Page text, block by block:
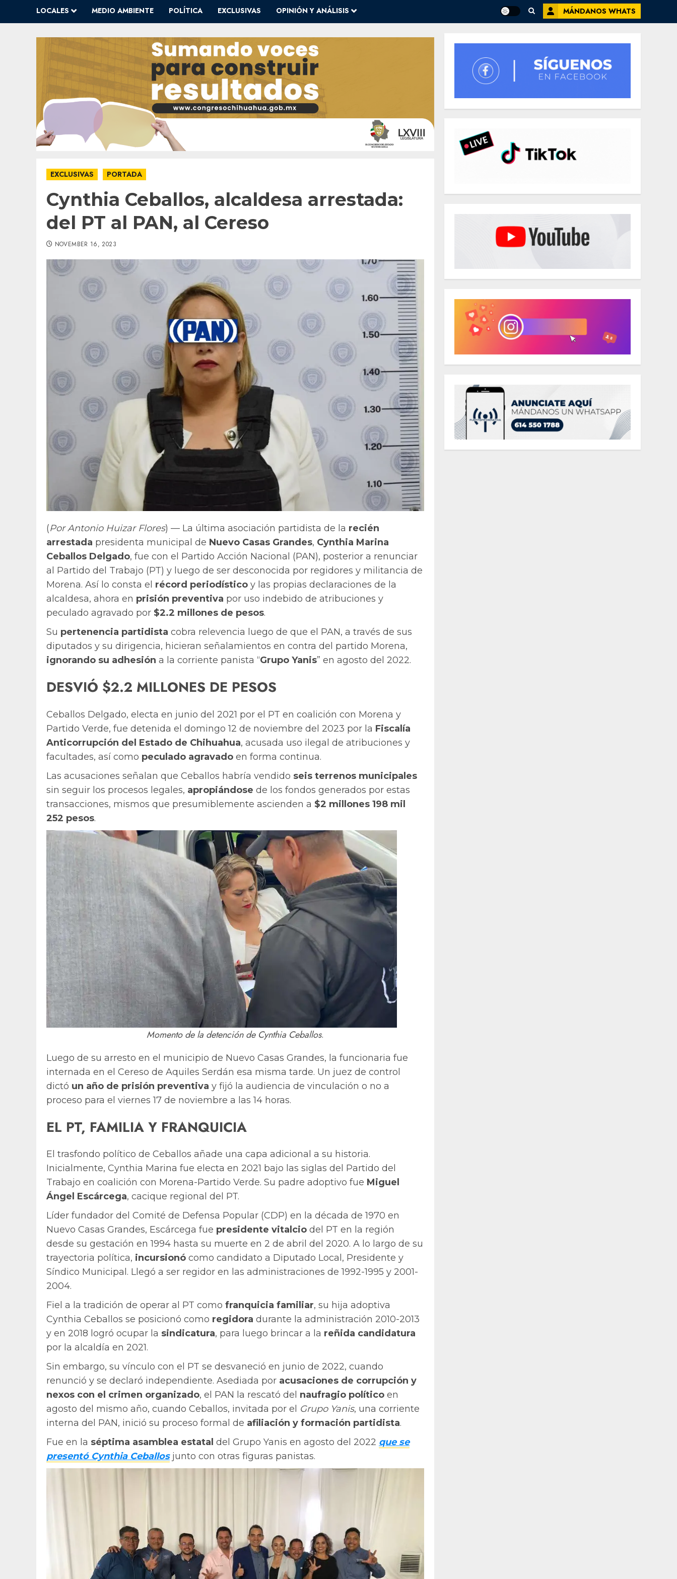
LOCALES MEDIO AMBIENTE POLÍTICA EXCLUSIVAS OPINIÓN Y ANÁLISIS MÁNDANOS WHATS
EXCLUSIVAS PORTADA
Cynthia Ceballos, alcaldesa arrestada:
del PT al PAN, al Cereso
NOVEMBER 16, 2023
(Por Antonio Huizar Flores) — La última asociación partidista de la recién
arrestada presidenta municipal de Nuevo Casas Grandes, Cynthia Marina
Ceballos Delgado, fue con el Partido Acción Nacional (PAN), posterior a renunciar
al Partido del Trabajo (PT) y luego de ser desconocida por regidores y militancia de
Morena. Así lo consta el récord periodístico y las propias declaraciones de la
alcaldesa, ahora en prisión preventiva por uso indebido de atribuciones y
peculado agravado por $2.2 millones de pesos.
Su pertenencia partidista cobra relevencia luego de que el PAN, a través de sus
diputados y su dirigencia, hicieran señalamientos en contra del partido Morena,
ignorando su adhesión a la corriente panista “Grupo Yanis” en agosto del 2022.
DESVIÓ $2.2 MILLONES DE PESOS
Ceballos Delgado, electa en junio del 2021 por el PT en coalición con Morena y
Partido Verde, fue detenida el domingo 12 de noviembre del 2023 por la Fiscalía
Anticorrupción del Estado de Chihuahua, acusada uso ilegal de atribuciones y
facultades, así como peculado agravado en forma continua.
Las acusaciones señalan que Ceballos habría vendido seis terrenos municipales
sin seguir los procesos legales, apropiándose de los fondos generados por estas
transacciones, mismos que presumiblemente ascienden a $2 millones 198 mil
252 pesos.
Momento de la detención de Cynthia Ceballos.
Luego de su arresto en el municipio de Nuevo Casas Grandes, la funcionaria fue
internada en el Cereso de Aquiles Serdán esa misma tarde. Un juez de control
dictó un año de prisión preventiva y fijó la audiencia de vinculación o no a
proceso para el viernes 17 de noviembre a las 14 horas.
EL PT, FAMILIA Y FRANQUICIA
El trasfondo político de Ceballos añade una capa adicional a su historia.
Inicialmente, Cynthia Marina fue electa en 2021 bajo las siglas del Partido del
Trabajo en coalición con Morena-Partido Verde. Su padre adoptivo fue Miguel
Ángel Escárcega, cacique regional del PT.
Líder fundador del Comité de Defensa Popular (CDP) en la década de 1970 en
Nuevo Casas Grandes, Escárcega fue presidente vitalcio del PT en la región
desde su gestación en 1994 hasta su muerte en 2 de abril del 2020. A lo largo de su
trayectoria política, incursionó como candidato a Diputado Local, Presidente y
Síndico Municipal. Llegó a ser regidor en las administraciones de 1992-1995 y 2001-
2004.
Fiel a la tradición de operar al PT como franquicia familiar, su hija adoptiva
Cynthia Ceballos se posicionó como regidora durante la administración 2010-2013
y en 2018 logró ocupar la sindicatura, para luego brincar a la reñida candidatura
por la alcaldía en 2021.
Sin embargo, su vínculo con el PT se desvaneció en junio de 2022, cuando
renunció y se declaró independiente. Asediada por acusaciones de corrupción y
nexos con el crimen organizado, el PAN la rescató del naufragio político en
agosto del mismo año, cuando Ceballos, invitada por el Grupo Yanis, una corriente
interna del PAN, inició su proceso formal de afiliación y formación partidista.
Fue en la séptima asamblea estatal del Grupo Yanis en agosto del 2022 que se
presentó Cynthia Ceballosjunto con otras figuras panistas.